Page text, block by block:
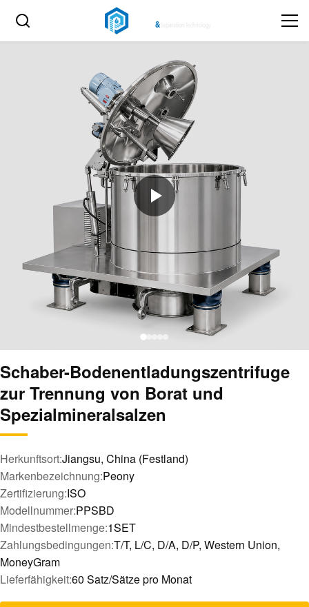
Schaber-Bodenentladungszentrifuge
zur Trennung von Borat und
Spezialmineralsalzen
Herkunftsort:Jiangsu, China (Festland)
Markenbezeichnung:Peony
Zertifizierung:ISO
Modellnummer:PPSBD
Mindestbestellmenge:1SET
Zahlungsbedingungen:T/T, L/C, D/A, D/P, Western Union,
MoneyGram
Lieferfähigkeit:60 Satz/Sätze pro Monat